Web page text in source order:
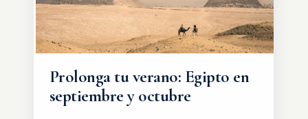
Prolonga tu verano: Egipto en
septiembre y octubre